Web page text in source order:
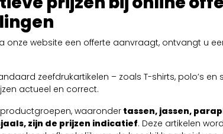
onze website een offerte aanvraagt, ontvangt u
zeefdrukartikelen – zoals T-shirts, polo’s en
actueel en correct.
waarondertassen, jassen,
zijn de prijzen indicatief. Deze artikelen